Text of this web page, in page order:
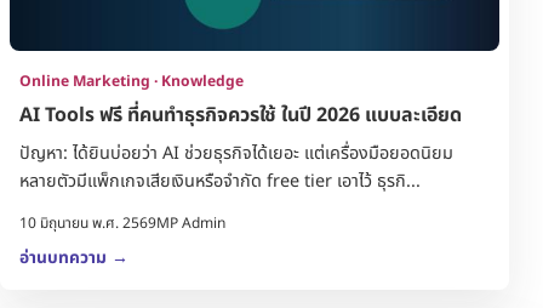
Online Marketing · Knowledge
AI Tools ฟรี ที่คนทำธุรกิจควรใช้ ในปี 2026 แบบละเอียด
ปัญหา: ได้ยินบ่อยว่า AI ช่วยธุรกิจได้เยอะ แต่เครื่องมือยอดนิยม
หลายตัวมีแพ็กเกจเสียเงินหรือจำกัด free tier เอาไว้ ธุรกิ...
10 มิถุนายน พ.ศ. 2569MP Admin
อ่านบทความ →